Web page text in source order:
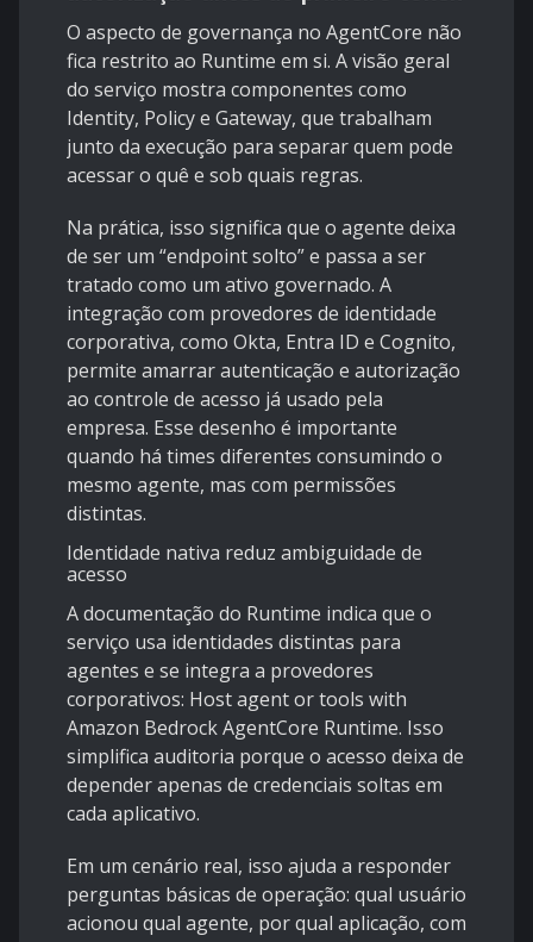
O aspecto de governança no AgentCore não
fica restrito ao Runtime em si. A visão geral
do serviço mostra componentes como
Identity, Policy e Gateway, que trabalham
junto da execução para separar quem pode
acessar o quê e sob quais regras.
Na prática, isso significa que o agente deixa
de ser um “endpoint solto” e passa a ser
tratado como um ativo governado. A
integração com provedores de identidade
corporativa, como Okta, Entra ID e Cognito,
permite amarrar autenticação e autorização
ao controle de acesso já usado pela
empresa. Esse desenho é importante
quando há times diferentes consumindo o
mesmo agente, mas com permissões
distintas.
Identidade nativa reduz ambiguidade de
acesso
A documentação do Runtime indica que o
serviço usa identidades distintas para
agentes e se integra a provedores
corporativos: Host agent or tools with
Amazon Bedrock AgentCore Runtime. Isso
simplifica auditoria porque o acesso deixa de
depender apenas de credenciais soltas em
cada aplicativo.
Em um cenário real, isso ajuda a responder
perguntas básicas de operação: qual usuário
acionou qual agente, por qual aplicação, com